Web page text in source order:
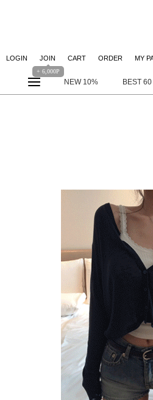
LOGIN JOIN
+ 6,000P
CART ORDER MY
NEW 10% BEST 60